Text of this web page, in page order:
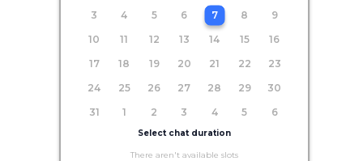
3
4 5 6 7 8
9
10
11 12 13 14 15
16
17
18 19 20 21 22
23
24
25 26 27 28 29
30
31
1 2 3 4 5 6
Select chat duration
There aren't available slots